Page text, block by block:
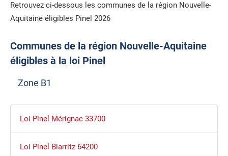
Retrouvez ci-dessous les communes de la région Nouvelle-
Aquitaine éligibles Pinel 2026
Communes de la région Nouvelle-Aquitaine
éligibles à la loi Pinel
Zone B1
Loi Pinel Mérignac 33700
Loi Pinel Biarritz 64200